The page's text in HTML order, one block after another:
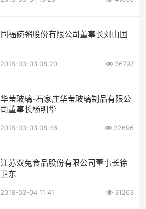
同福碗粥股份有限公司董事长刘山国
2018-03-03 08:20 36797
华莹玻璃-石家庄华莹玻璃制品有限公
司董事长杨明华
2018-03-03 08:46 32696
江苏双兔食品股份有限公司董事长徐
卫东
2018-03-04 11:41 31263